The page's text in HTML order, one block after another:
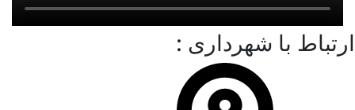
ارتباط با شهرداری :